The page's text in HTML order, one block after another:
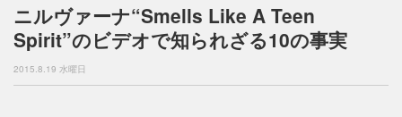
o
ニルヴァーナ“Smells Like A Teen
Spirit”のビデオで知られざる10の事実
2015.8.19 水曜日